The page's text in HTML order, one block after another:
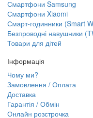
Смартфони Samsung
Смартфони Xiaomi
Смарт-годинники (Smart
Безпроводні навушники
Товари для дітей
Інформація
Чому ми?
Замовлення / Оплата
Доставка
Гарантія / Обмін
Онлайн розстрочка